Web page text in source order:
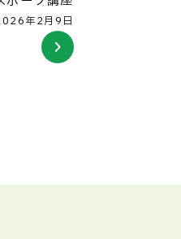
年2月9日